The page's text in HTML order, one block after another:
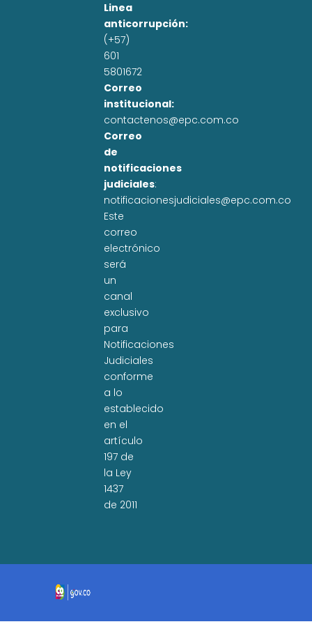
Linea
anticorrupción:
(+57)
601
5801672
Correo
institucional:
contactenos@epc.com.co
Correo
de
notificaciones
judiciales:
notificacionesjudiciales@epc.com.co
Este
correo
electrónico
será
un
canal
exclusivo
para
Notificaciones
Judiciales
conforme
a lo
establecido
en el
artículo
197 de
la Ley
1437
de 2011